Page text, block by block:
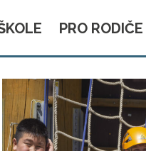
PRO RODIČE